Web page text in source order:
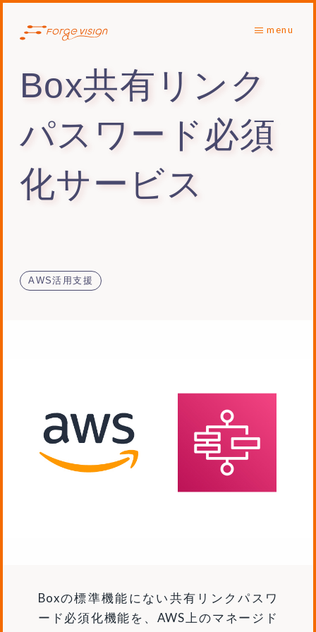
menu
Box共有リンク
パスワード必須
化サービス
AWS活用支援
Boxの標準機能にない共有リンクパスワ
ード必須化機能を、AWS上のマネージド